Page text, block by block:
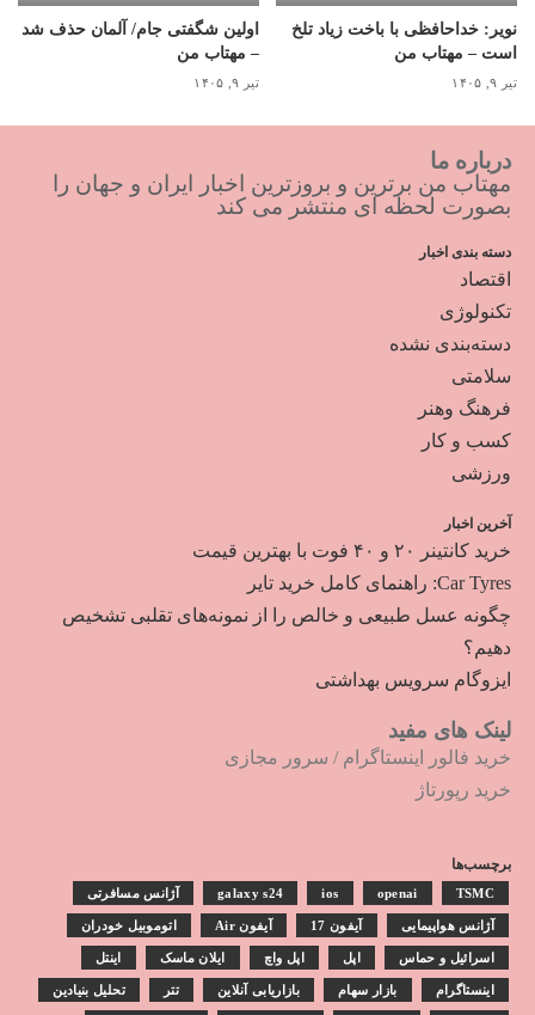
نویر: خداحافظی با باخت زیاد تلخ
است – مهتاب من
تیر ۹, ۱۴۰۵
اولین شگفتی جام/ آلمان حذف شد
– مهتاب من
تیر ۹, ۱۴۰۵
درباره ما
مهتاب من برترین و بروزترین اخبار ایران و جهان را
بصورت لحظه ای منتشر می کند
دسته بندی اخبار
اقتصاد
تکنولوژی
دسته‌بندی نشده
سلامتی
فرهنگ وهنر
کسب و کار
ورزشی
آخرین اخبار
خرید کانتینر ۲۰ و ۴۰ فوت با بهترین قیمت
Car Tyres: راهنمای کامل خرید تایر
چگونه عسل طبیعی و خالص را از نمونه‌های تقلبی تشخیص
دهیم؟
ایزوگام سرویس بهداشتی
لینک های مفید
خرید فالور اینستاگرام / سرور مجازی
خرید رپورتاژ
برچسب‌ها
galaxy s24 ios openai TSMC آژانس مسافرتی
آژانس هواپیمایی آیفون 17 آیفون Air اتوموبیل خودران
اسرائیل و حماس اپل اپل واچ ایلان ماسک اینتل
اینستاگرام بازار سهام بازاریابی آنلاین تتر تحلیل بنیادین